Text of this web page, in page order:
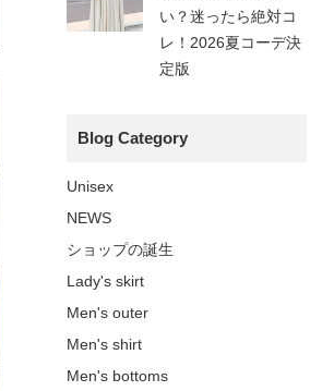
い？迷ったら絶対コ
レ！2026夏コーデ決
定版
Blog Category
Unisex
NEWS
ショップの誕生
Lady's skirt
Men's outer
Men's shirt
Men's bottoms